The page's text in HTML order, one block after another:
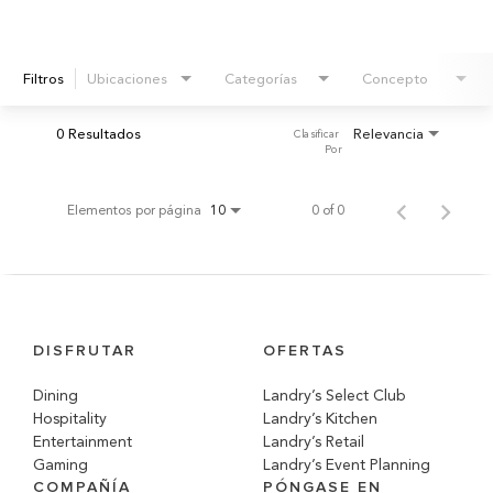
Filtros Ubicaciones Categorías Concepto
0 Resultados Relevancia
Clasificar
Por
Elementos por página 10 0 of 0
DISFRUTAR
Dining
Hospitality
Entertainment
Gaming
OFERTAS
Landry’s Select Club
Landry’s Kitchen
Landry’s Retail
Landry’s Event Planning
COMPAÑÍA
PÓNGASE EN